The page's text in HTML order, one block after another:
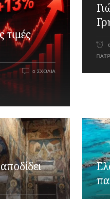
τιμές
0 ΣΧΌΛΙΑ